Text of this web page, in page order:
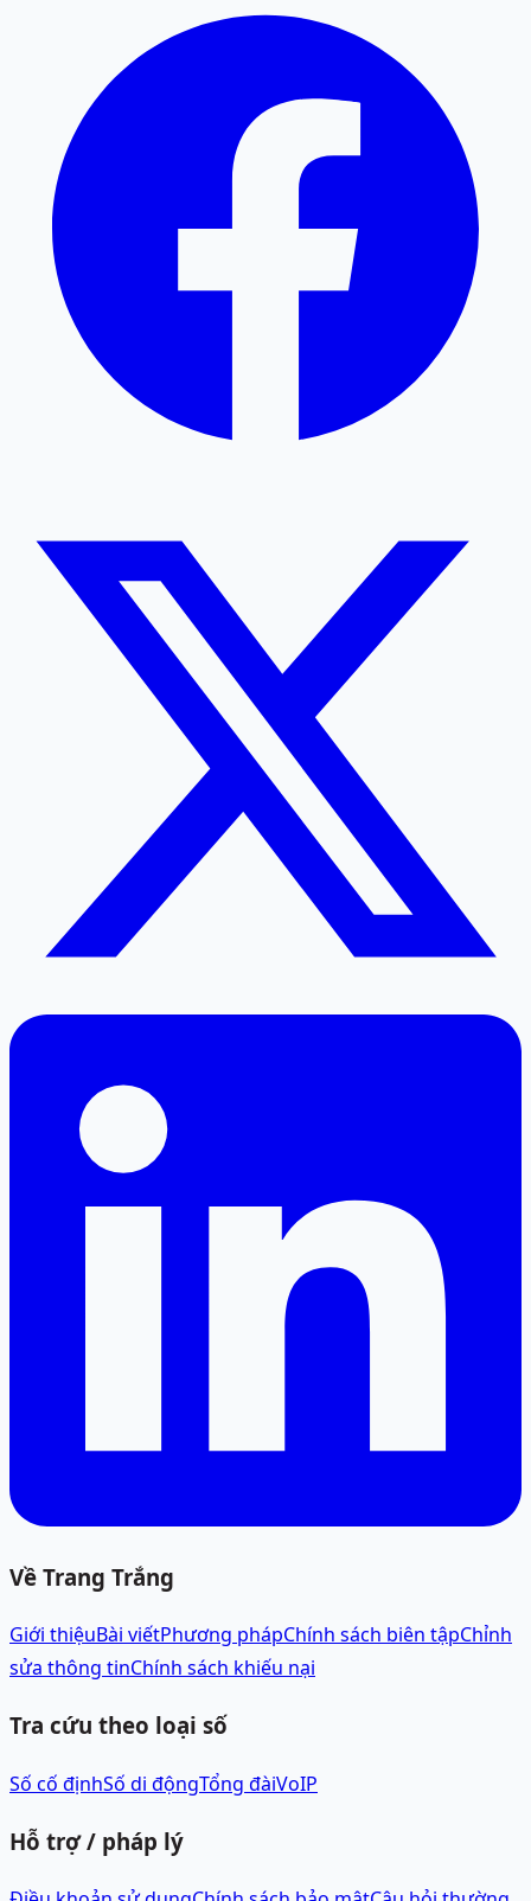
Về Trang Trắng
Giới thiệuBài viếtPhương phápChính sách biên tậpChỉnh
sửa thông tinChính sách khiếu nại
Tra cứu theo loại số
Số cố địnhSố di độngTổng đàiVoIP
Hỗ trợ / pháp lý